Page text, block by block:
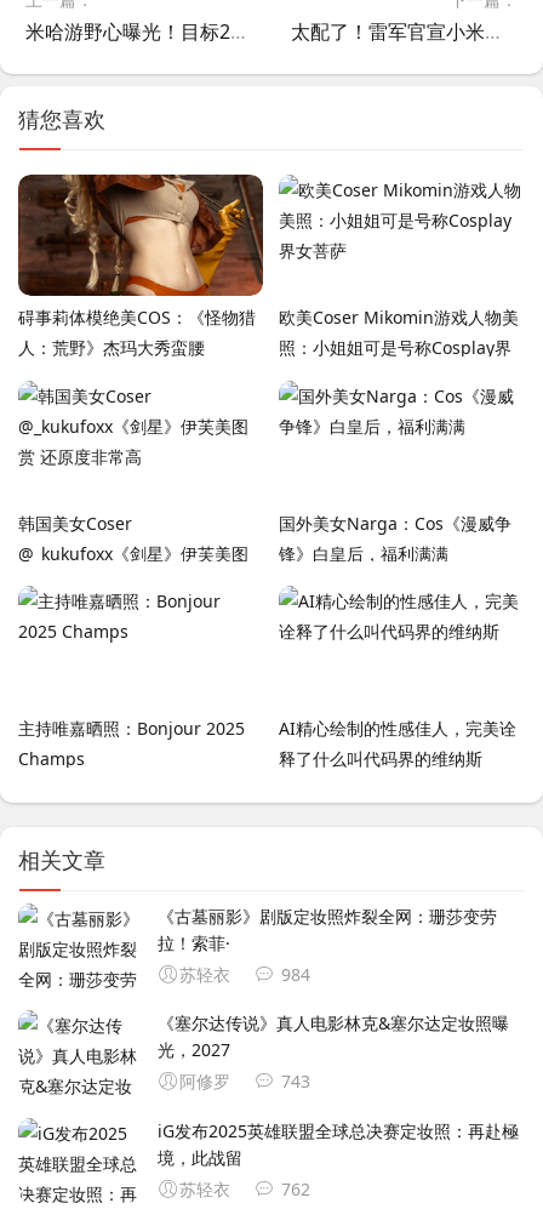
米哈游野心曝光！目标2030年为10亿人造虚拟世界，借《原神》UGC平台“千星奇域”加速布局 太配了！雷军官宣小米汽车另一位代言人：舒淇！跟SU7同音
猜您喜欢
碍事莉体模绝美COS：《怪物猎
人：荒野》杰玛大秀蛮腰
欧美Coser Mikomin游戏人物美
照：小姐姐可是号称Cosplay界
女菩萨
韩国美女Coser
‌@_kukufoxx《剑星》伊芙美图
赏 还原度非常高
国外美女Narga：Cos《漫威争
锋》白皇后，福利满满
主持唯嘉晒照：Bonjour 2025
Champs
AI精心绘制的性感佳人，完美诠
释了什么叫代码界的维纳斯
相关文章
《古墓丽影》剧版定妆照炸裂全网：‌珊莎变劳
拉！索菲·
苏轻衣
984
《塞尔达传说》真人电影林克&塞尔达定妆照曝
光，2027
阿修罗
743
iG发布2025英雄联盟全球总决赛定妆照：再赴極
境，此战留
苏轻衣
762